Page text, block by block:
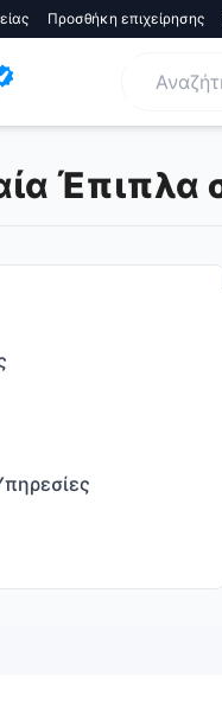
Προσθήκη επιχείρησης
Έπιπλα